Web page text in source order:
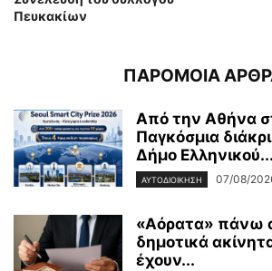
Πευκακίων
ΠΑΡΟΜΟΙΑ
Από την Αθήνα
Παγκόσμια
Δήμο Ελληνικού...
ΑΥΤΟΔΙΟΙΚΗΣΗ 07/08/
«Αόρατα» πάνω
δημοτικά
έχουν...